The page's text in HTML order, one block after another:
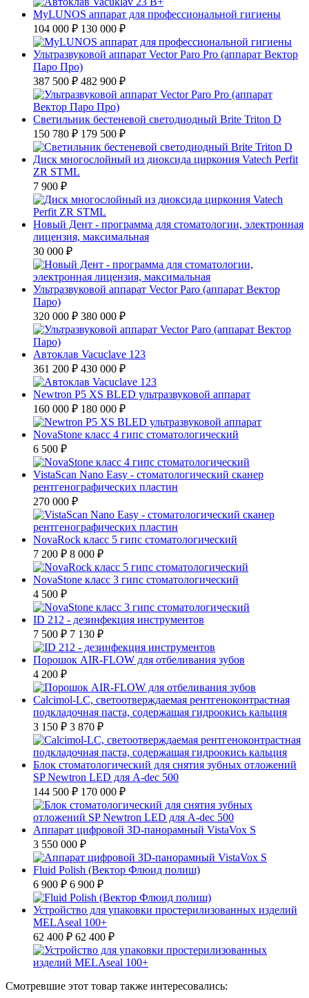
MyLUNOS аппарат для профессиональной гигиены
104 000 ₽ 130 000 ₽
Ультразвуковой аппарат Vector Paro Pro (аппарат Вектор
Паро Про)
387 500 ₽ 482 900 ₽
Светильник бестеневой светодиодный Brite Triton D
150 780 ₽ 179 500 ₽
Диск многослойный из диоксида циркония Vatech Perfit
ZR STML
7 900 ₽
Новый Дент - программа для стоматологии, электронная
лицензия, максимальная
30 000 ₽
Ультразвуковой аппарат Vector Paro (аппарат Вектор
Паро)
320 000 ₽ 380 000 ₽
Автоклав Vacuclave 123
361 200 ₽ 430 000 ₽
Newtron P5 XS BLED ультразвуковой аппарат
160 000 ₽ 180 000 ₽
NovaStone класс 4 гипс стоматологический
6 500 ₽
VistaScan Nano Easy - стоматологический сканер
рентгенографических пластин
270 000 ₽
NovaRock класс 5 гипс стоматологический
7 200 ₽ 8 000 ₽
NovaStone класс 3 гипс стоматологический
4 500 ₽
ID 212 - дезинфекция инструментов
7 500 ₽ 7 130 ₽
Порошок AIR-FLOW для отбеливания зубов
4 200 ₽
Calcimol-LC, светоотверждаемая рентгеноконтрастная
подкладочная паста, содержащая гидроокись кальция
3 150 ₽ 3 870 ₽
Блок стоматологический для снятия зубных отложений
SP Newtron LED для A-dec 500
144 500 ₽ 170 000 ₽
Аппарат цифровой ЗD-панорамный VistaVox S
3 550 000 ₽
Fluid Polish (Вектор Флюид полиш)
6 900 ₽ 6 900 ₽
Устройство для упаковки простерилизованных изделий
MELAseal 100+
62 400 ₽ 62 400 ₽
Смотревшие этот товар также интересовались: